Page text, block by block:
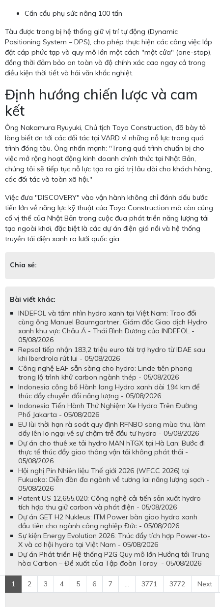
Cần cẩu phụ sức nâng 100 tấn
Tàu được trang bị hệ thống giữ vị trí tự động (Dynamic
Positioning System – DPS), cho phép thực hiện các công việc lắp
đặt cáp phức tạp và quy mô lớn một cách "một cửa" (one-stop),
đồng thời đảm bảo an toàn và độ chính xác cao ngay cả trong
điều kiện thời tiết và hải văn khắc nghiệt.
Định hướng chiến lược và cam
kết
Ông Nakamura Ryuyuki, Chủ tịch Toyo Construction, đã bày tỏ
lòng biết ơn tới các đối tác tại VARD vì những nỗ lực trong quá
trình đóng tàu. Ông nhấn mạnh: "Trong quá trình chuẩn bị cho
việc mở rộng hoạt động kinh doanh chính thức tại Nhật Bản,
chúng tôi sẽ tiếp tục nỗ lực tạo ra giá trị lâu dài cho khách hàng,
các đối tác và toàn xã hội."
Việc đưa "DISCOVERY" vào vận hành không chỉ đánh dấu bước
tiến lớn về năng lực kỹ thuật của Toyo Construction mà còn củng
cố vị thế của Nhật Bản trong cuộc đua phát triển năng lượng tái
tạo ngoài khơi, đặc biệt là các dự án điện gió nổi và hệ thống
truyền tải điện xanh ra lưới quốc gia.
Chia sẻ:
Bài viết khác:
INDEFOL và tầm nhìn hydro xanh tại Việt Nam: Trao đổi
cùng ông Manuel Baumgartner, Giám đốc Giao dịch Hydro
xanh khu vực Châu Á - Thái Bình Dương của INDEFOL -
05/08/2026
Repsol tiếp nhận 183,2 triệu euro tài trợ hydro từ IDAE sau
khi Iberdrola rút lui - 05/08/2026
Công nghệ EAF sẵn sàng cho hydro: Linde tiên phong
trong lộ trình khử carbon ngành thép - 05/08/2026
Indonesia công bố Hành lang Hydro xanh dài 194 km để
thúc đẩy chuyển đổi năng lượng - 05/08/2026
Indonesia Tiến Hành Thử Nghiệm Xe Hydro Trên Đường
Phố Jakarta - 05/08/2026
EU lùi thời hạn rà soát quy định RFNBO sang mùa thu, làm
dấy lên lo ngại về sự chậm trễ đầu tư hydro - 05/08/2026
Dự án cho thuê xe tải hydro MAN hTGX tại Hà Lan: Bước đi
thực tế thúc đẩy giao thông vận tải không phát thải -
05/08/2026
Hội nghị Pin Nhiên liệu Thế giới 2026 (WFCC 2026) tại
Fukuoka: Diễn đàn đa ngành về tương lai năng lượng sạch -
05/08/2026
Patent US 12,655,020: Công nghệ cải tiến sản xuất hydro
tích hợp thu giữ carbon và phát điện - 05/08/2026
Dự án GET H2 Nukleus: ITM Power bàn giao hydro xanh
đầu tiên cho ngành công nghiệp Đức - 05/08/2026
Sự kiện Energy Evolution 2026: Thúc đẩy tích hợp Power-to-
X và cơ hội hydro tại Việt Nam - 05/08/2026
Dự án Phát triển Hệ thống P2G Quy mô lớn Hướng tới Trung
hòa Carbon – Đề xuất của Tập đoàn Toray - 05/08/2026
1 2 3 4 5 6 7 ... 3771 3772 Next